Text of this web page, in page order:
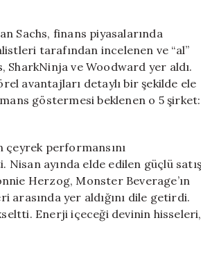
Bu
Şirketlerin
Hisselerinde
Yükseliş
Bekleniyor
için
Sachs, finans piyasalarında
tarafından incelenen ve “al”
ve Woodward yer aldı.
avantajları detaylı bir şekilde ele
göstermesi beklenen o 5 şirket:
çeyrek performansını
ayında elde edilen güçlü satış
Herzog, Monster Beverage’ın
arasında yer aldığını dile getirdi.
Enerji içeceği devinin hisseleri,